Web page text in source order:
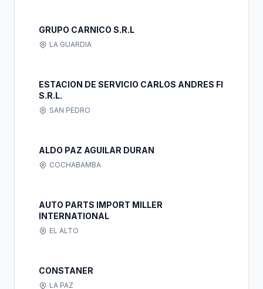
GRUPO CARNICO S.R.L
LA GUARDIA
ESTACION DE SERVICIO CARLOS ANDRES FI
S.R.L.
SAN PEDRO
ALDO PAZ AGUILAR DURAN
COCHABAMBA
AUTO PARTS IMPORT MILLER
INTERNATIONAL
EL ALTO
CONSTANER
LA PAZ